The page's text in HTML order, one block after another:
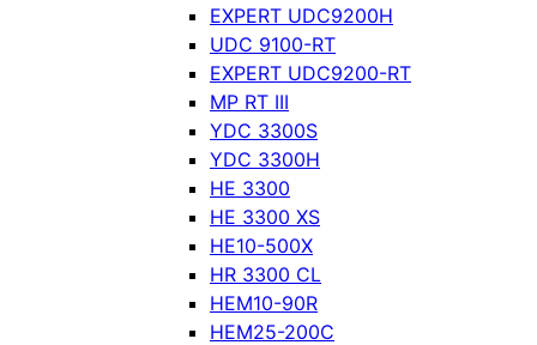
EXPERT UDC9200H
UDC 9100-RT
EXPERT UDC9200-RT
MP RT III
YDC 3300S
YDC 3300H
HE 3300
HE 3300 XS
HE10-500X
HR 3300 CL
HEM10-90R
HEM25-200C